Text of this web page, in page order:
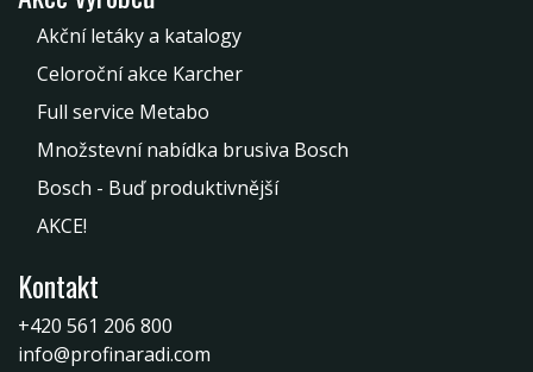
Akční letáky a katalogy
Celoroční akce Karcher
Full service Metabo
Množstevní nabídka brusiva Bosch
Bosch - Buď produktivnější
AKCE!
Kontakt
+420 561 206 800
info@profinaradi.com